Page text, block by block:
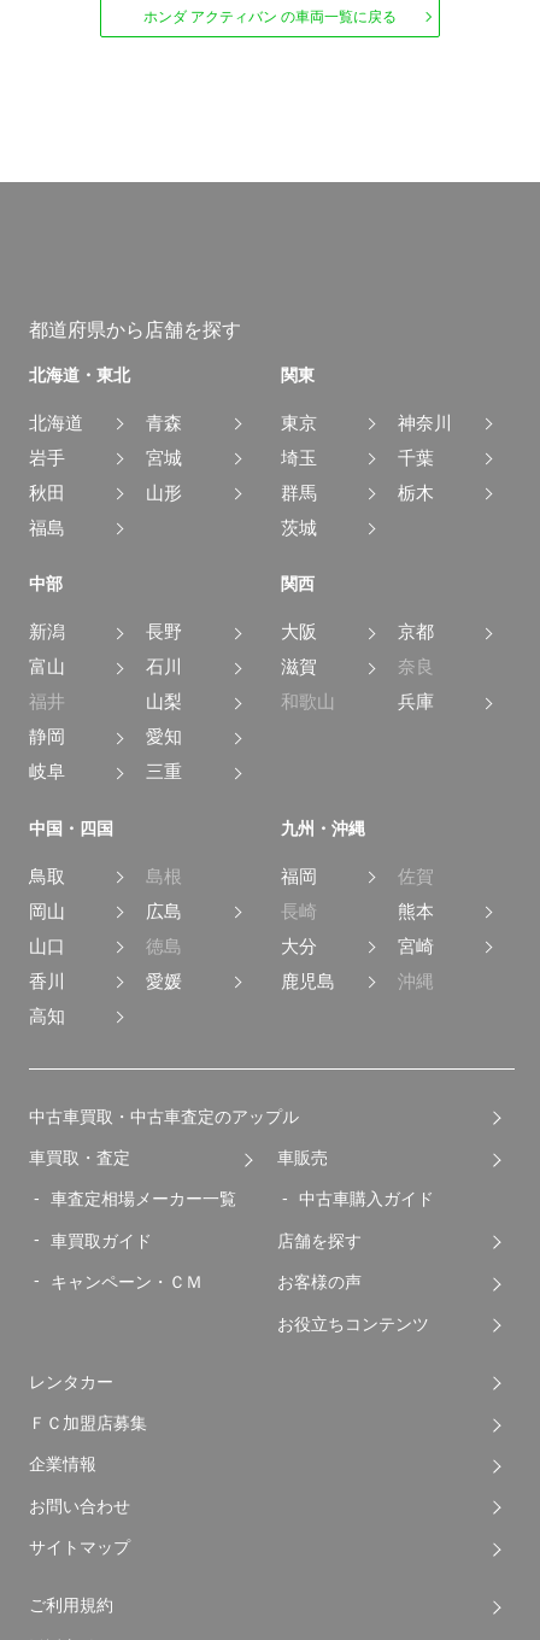
ホンダ アクティバン の車両一覧に戻る
都道府県から店舗を探す
北海道・東北
北海道
青森
岩手
宮城
秋田
山形
福島
関東
東京
神奈川
埼玉
千葉
群馬
栃木
茨城
中部
新潟
長野
富山
石川
福井
山梨
静岡
愛知
岐阜
三重
関西
大阪
京都
滋賀
奈良
和歌山
兵庫
中国・四国
鳥取
島根
岡山
広島
山口
徳島
香川
愛媛
高知
九州・沖縄
福岡
佐賀
長崎
熊本
大分
宮崎
鹿児島
沖縄
中古車買取・中古車査定のアップル
車買取・査定
車査定相場メーカー一覧
車買取ガイド
キャンペーン・ＣＭ
車販売
中古車購入ガイド
店舗を探す
お客様の声
お役立ちコンテンツ
レンタカー
ＦＣ加盟店募集
企業情報
お問い合わせ
サイトマップ
ご利用規約